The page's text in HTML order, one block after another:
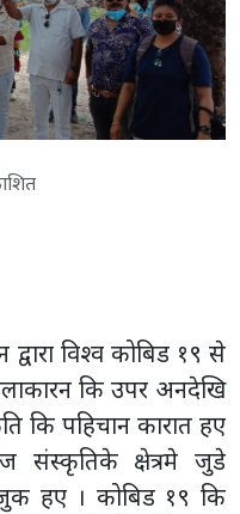
विश्व कोबिड १९ से
कि उपर अनदेखि
कि पहिचान कारात हए
क्षेत्रमे जुडे
हए । कोबिड १९ कि